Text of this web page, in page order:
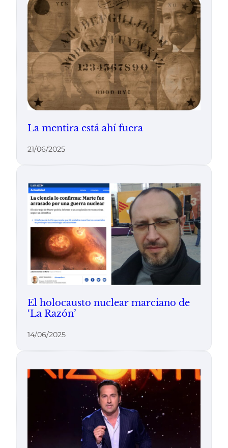
La mentira está ahí fuera
21/06/2025
El holocausto nuclear marciano de
‘La Razón’
14/06/2025